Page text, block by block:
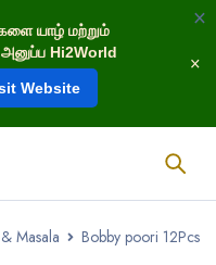
யாழ் மற்றும்
Hi2World
Website
Masala Bobby poori 12Pcs